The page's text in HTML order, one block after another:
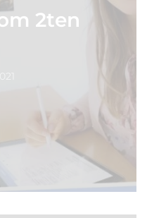
2ten